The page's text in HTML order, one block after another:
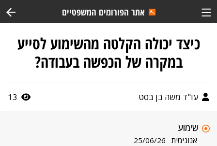
אתר הפורומים המשפטיים
כיצד יכולה הקלטה מהשימוע לסייע
במקרה של הכפשה בעבודה?
עו"ד משה בן בסט 13
שימוע
אנונימית 25/06/26